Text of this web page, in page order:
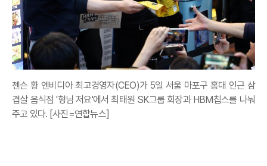
젠슨 황 엔비디아 최고경영자(CEO)가 5일 서울 마포구 홍대 인근 삼
겹살 음식점 '형님 저요'에서 최태원 SK그룹 회장과 HBM칩스를 나눠
주고 있다. [사진=연합뉴스]